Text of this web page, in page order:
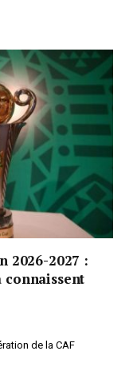
2026-2027 :
connaissent
de la CAF